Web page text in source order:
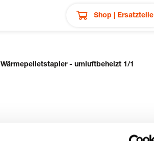
Shop | Ersatzteile
Wärmepelletstapler - umluftbeheizt 1/1